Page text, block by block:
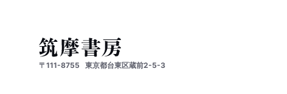
〒111-8755 東京都台東区蔵前2-5-3